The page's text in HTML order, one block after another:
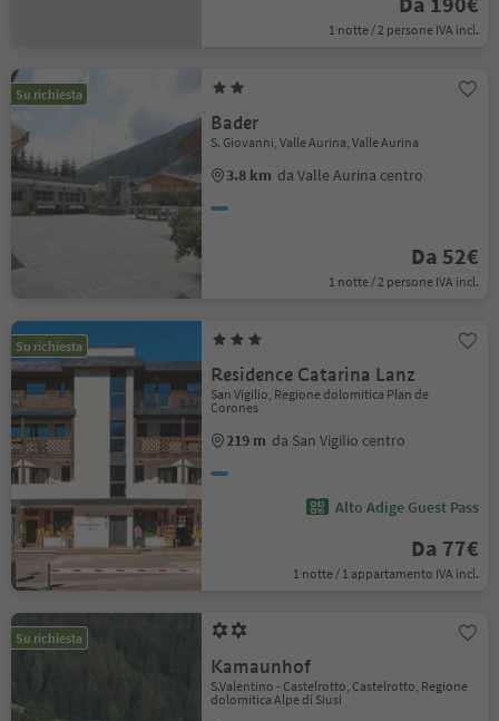
1 notte / 2 persone IVA incl.
Su richiesta
Bader
S. Giovanni, Valle Aurina, Valle Aurina
3.8 km da Valle Aurina centro
Da 52€
1 notte / 2 persone IVA incl.
Su richiesta
Residence Catarina Lanz
San Vigilio, Regione dolomitica Plan de
Corones
219 m da San Vigilio centro
Alto Adige Guest Pass
Da 77€
1 notte / 1 appartamento IVA incl.
Su richiesta
Kamaunhof
S.Valentino - Castelrotto, Castelrotto, Regione
dolomitica Alpe di Siusi